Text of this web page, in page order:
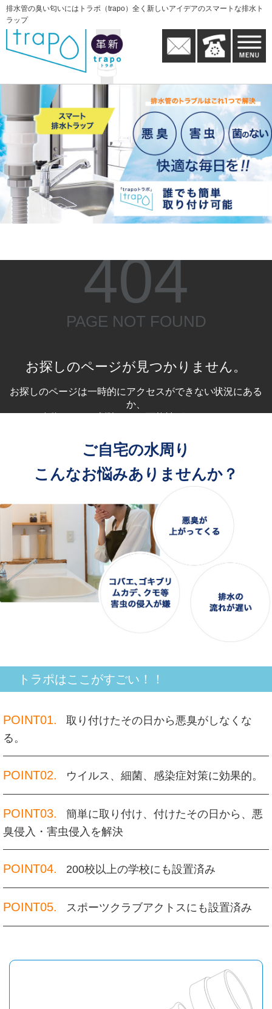
排水管の臭い匂いにはトラポ（trapo）全く新しいアイデアのスマートな排水ト
ラップ
ご自宅の水周り
こんなお悩みありませんか？
トラポはここがすごい！！
POINT01.
取り付けたその日から悪臭がしなくな
る。
POINT02. ウイルス、細菌、感染症対策に効果的。
POINT03.
簡単に取り付け、付けたその日から、悪
臭侵入・害虫侵入を解決
POINT04. 200校以上の学校にも設置済み
POINT05. スポーツクラブアクトスにも設置済み